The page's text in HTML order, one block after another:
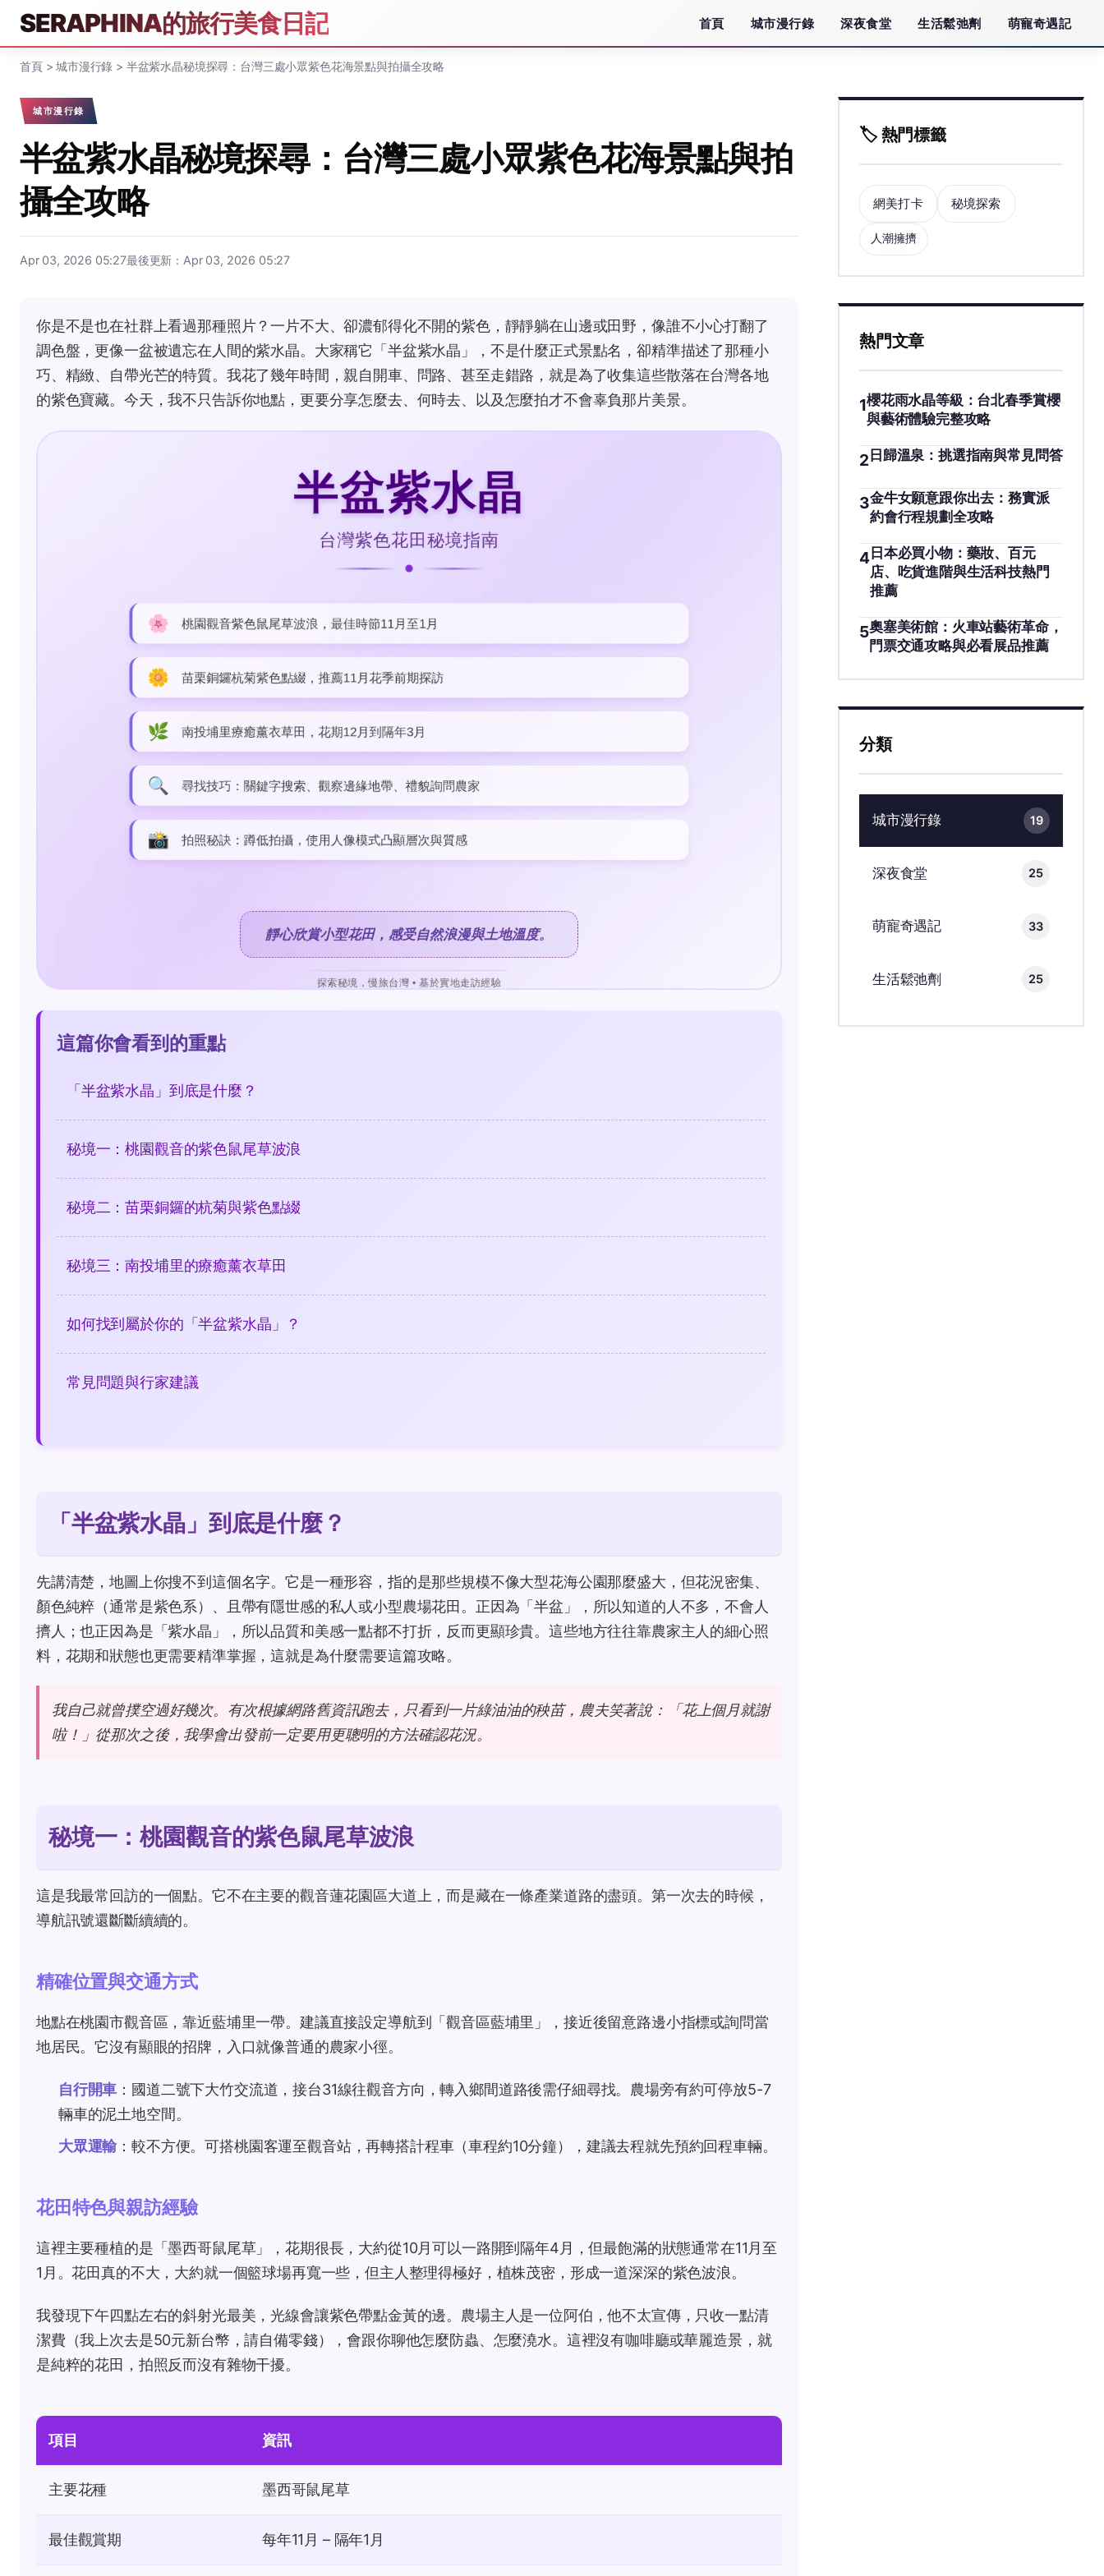
SERAPHINA的旅行美食日記 首頁 城市漫行錄 深夜食堂 生活鬆弛劑 萌寵奇遇記
首頁>城市漫行錄 > 半盆紫水晶秘境探尋：台灣三處小眾紫色花海景點與拍攝全攻略
城市漫行錄
半盆紫水晶秘境探尋：台灣三處小眾紫色花海景點與拍
攝全攻略
Apr 03, 2026 05:27最後更新：Apr 03, 2026 05:27
你是不是也在社群上看過那種照片？一片不大、卻濃郁得化不開的紫色，靜靜躺在山邊或田野，像誰不小心打翻了
調色盤，更像一盆被遺忘在人間的紫水晶。大家稱它「半盆紫水晶」，不是什麼正式景點名，卻精準描述了那種小
巧、精緻、自帶光芒的特質。我花了幾年時間，親自開車、問路、甚至走錯路，就是為了收集這些散落在台灣各地
的紫色寶藏。今天，我不只告訴你地點，更要分享怎麼去、何時去、以及怎麼拍才不會辜負那片美景。
這篇你會看到的重點
「半盆紫水晶」到底是什麼？
秘境一：桃園觀音的紫色鼠尾草波浪
秘境二：苗栗銅鑼的杭菊與紫色點綴
秘境三：南投埔里的療癒薰衣草田
如何找到屬於你的「半盆紫水晶」？
常見問題與行家建議
「半盆紫水晶」到底是什麼？
先講清楚，地圖上你搜不到這個名字。它是一種形容，指的是那些規模不像大型花海公園那麼盛大，但花況密集、
顏色純粹（通常是紫色系）、且帶有隱世感的私人或小型農場花田。正因為「半盆」，所以知道的人不多，不會人
擠人；也正因為是「紫水晶」，所以品質和美感一點都不打折，反而更顯珍貴。這些地方往往靠農家主人的細心照
料，花期和狀態也更需要精準掌握，這就是為什麼需要這篇攻略。
我自己就曾撲空過好幾次。有次根據網路舊資訊跑去，只看到一片綠油油的秧苗，農夫笑著說：「花上個月就謝
啦！」從那次之後，我學會出發前一定要用更聰明的方法確認花況。
秘境一：桃園觀音的紫色鼠尾草波浪
這是我最常回訪的一個點。它不在主要的觀音蓮花園區大道上，而是藏在一條產業道路的盡頭。第一次去的時候，
導航訊號還斷斷續續的。
精確位置與交通方式
地點在桃園市觀音區，靠近藍埔里一帶。建議直接設定導航到「觀音區藍埔里」，接近後留意路邊小指標或詢問當
地居民。它沒有顯眼的招牌，入口就像普通的農家小徑。
自行開車 ：國道二號下大竹交流道，接台31線往觀音方向，轉入鄉間道路後需仔細尋找。農場旁有約可停放5-7
輛車的泥土地空間。
大眾運輸 ：較不方便。可搭桃園客運至觀音站，再轉搭計程車（車程約10分鐘），建議去程就先預約回程車輛。
花田特色與親訪經驗
這裡主要種植的是「墨西哥鼠尾草」，花期很長，大約從10月可以一路開到隔年4月，但最飽滿的狀態通常在11月至
1月。花田真的不大，大約就一個籃球場再寬一些，但主人整理得極好，植株茂密，形成一道深深的紫色波浪。
我發現下午四點左右的斜射光最美，光線會讓紫色帶點金黃的邊。農場主人是一位阿伯，他不太宣傳，只收一點清
潔費（我上次去是50元新台幣，請自備零錢），會跟你聊他怎麼防蟲、怎麼澆水。這裡沒有咖啡廳或華麗造景，就
是純粹的花田，拍照反而沒有雜物干擾。
項目 資訊
主要花種 墨西哥鼠尾草
最佳觀賞期 每年11月 – 隔年1月
🏷️ 熱門標籤
網美打卡 秘境探索
人潮擁擠
熱門文章
1櫻花雨水晶等級：台北春季賞櫻
與藝術體驗完整攻略
2日歸溫泉：挑選指南與常見問答
3金牛女願意跟你出去：務實派
約會行程規劃全攻略
4日本必買小物：藥妝、百元
店、吃貨進階與生活科技熱門
推薦
5奧塞美術館：火車站藝術革命，
門票交通攻略與必看展品推薦
分類
城市漫行錄 19
深夜食堂 25
萌寵奇遇記 33
生活鬆弛劑 25